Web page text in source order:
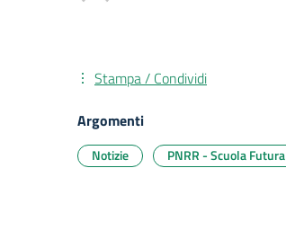
Stampa / Condividi
Argomenti
Notizie PNRR - Scuola Futura